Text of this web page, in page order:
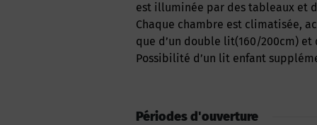
est illuminée par des tableaux et
Chaque chambre est climatisée,
que d’un double lit(160/200cm) et
Possibilité d’un lit enfant
Périodes d'ouverture